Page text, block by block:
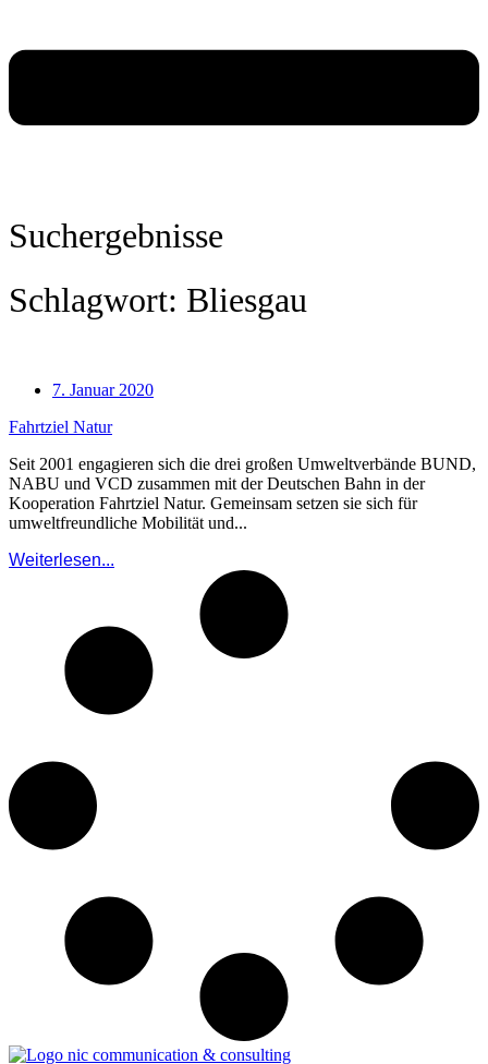
Suchergebnisse
Schlagwort: Bliesgau
7. Januar 2020
Fahrtziel Natur
Seit 2001 engagieren sich die drei großen Umweltverbände BUND,
NABU und VCD zusammen mit der Deutschen Bahn in der
Kooperation Fahrtziel Natur. Gemeinsam setzen sie sich für
umweltfreundliche Mobilität und...
Weiterlesen...